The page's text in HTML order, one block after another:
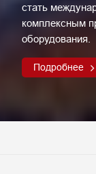
стать
комплексным
оборудования.
Подробнее